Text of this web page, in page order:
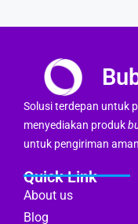
Solusi terdepan untuk
menyediakan produk
untuk pengiriman
Quick Link
About us
Blog